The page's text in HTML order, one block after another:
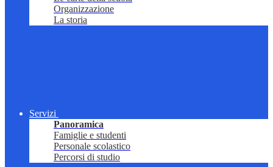
Organizzazione
La storia
Servizi
Panoramica
Famiglie e studenti
Personale scolastico
Percorsi di studio